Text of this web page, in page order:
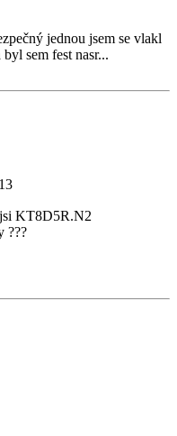
jednou jsem se vlakl
sem fest nasr...
KT8D5R.N2
???